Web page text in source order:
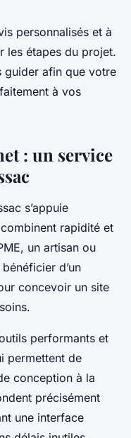
personnalisés et à
les étapes du projet.
guider afin que votre
à vos
: un service
s’appuie
rapidité et
un artisan ou
d’un
concevoir un site
performants et
permettent de
conception à la
précisément
une interface